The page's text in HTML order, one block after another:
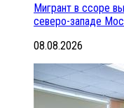
Мигрант в ссоре
северо-западе
08.08.2026